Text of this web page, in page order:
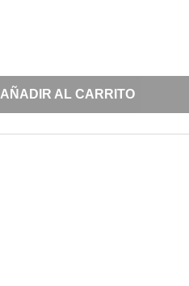
AÑADIR AL CARRITO